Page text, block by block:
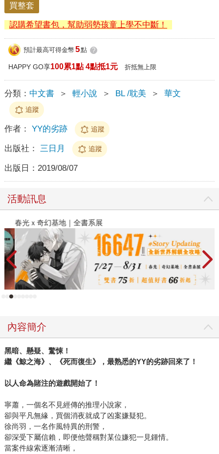
買整套
認購希望書包，幫助弱勢孩童上學不中斷！
預計最高可得金幣 5點 ?
HAPPY GO享100累1點 4點抵1元 折抵無上限
分類： 中文書 ＞ 輕小說 ＞ BL /耽美 ＞ 華文
追蹤
作者： YY的劣跡 追蹤
出版社： 三日月 追蹤
出版日： 2019/08/07
活動訊息
春光ｘ奇幻基地｜全書系展
內容簡介
黑暗、懸疑、驚悚！
繼《鯨之海》、《死而復生》，最熟悉的YY的劣跡回來了！
以人命為賭注的遊戲開始了！
寧蕭，一個名不見經傳的推理小說家，
卻與平凡無緣，買個消夜就成了凶案嫌疑犯。
徐尚羽，一名作風特異的刑警，
卻深受下屬信賴，即便他聲稱對某位嫌犯一見鍾情。
當案件線索逐漸清晰，